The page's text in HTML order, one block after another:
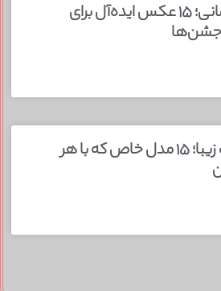
پیراهن شیک مهمانی؛ ۱۵ عکس ایده‌آل برای
جشن‌ها
کیف دستی شیک زیبا؛ ۱۵ مدل خاص که با هر